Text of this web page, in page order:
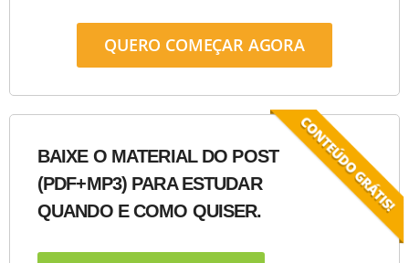
QUERO COMEÇAR AGORA
BAIXE O MATERIAL DO POST
(PDF+MP3) PARA ESTUDAR
QUANDO E COMO QUISER.